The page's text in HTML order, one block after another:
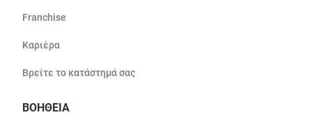
Franchise
Καριέρα
Βρείτε το κατάστημά σας
ΒΟΗΘΕΙΑ